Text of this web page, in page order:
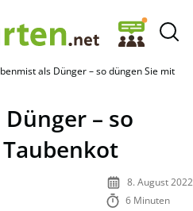
als Dünger – so düngen Sie mit
– so
8. August 2022
6 Minuten